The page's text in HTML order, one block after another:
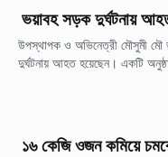
ভয়াবহ সড়ক দুর্ঘটনায়
উপস্থাপক ও অভিনেত্রী মৌসুমী মৌ
দুর্ঘটনায় আহত হয়েছেন। একটি
১৬ কেজি ওজন কমিয়ে